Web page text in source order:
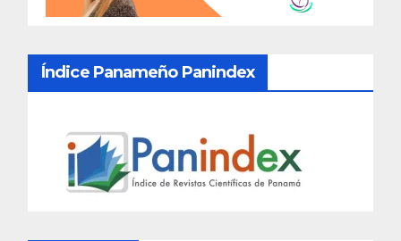
Índice Panameño Panindex